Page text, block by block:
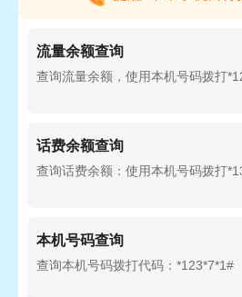
流量余额查询
查询流量余额，使用本机号码拨打
话费余额查询
查询话费余额：使用本机号码拨打
本机号码查询
查询本机号码拨打代码：*123*7*1#